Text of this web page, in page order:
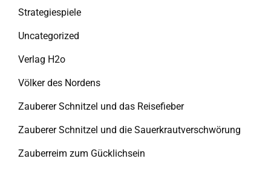
Strategiespiele
Uncategorized
Verlag H2o
Völker des Nordens
Zauberer Schnitzel und das Reisefieber
Zauberer Schnitzel und die Sauerkrautverschwörung
Zauberreim zum Gücklichsein